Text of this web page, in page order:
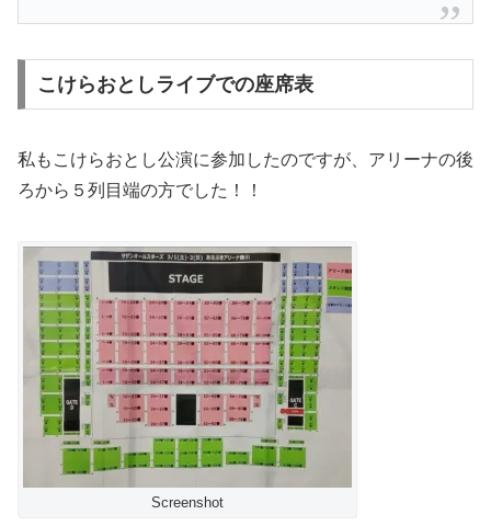
こけらおとしライブでの座席表
私もこけらおとし公演に参加したのですが、アリーナの後
ろから５列目端の方でした！！
Screenshot